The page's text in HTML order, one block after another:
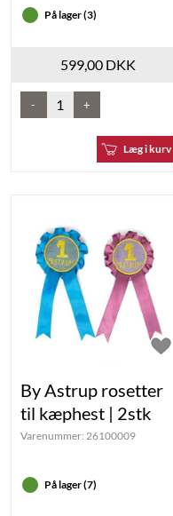
På lager (3)
599,00 DKK
- +
Læg i kurv
By Astrup rosetter
til kæphest | 2stk
Varenummer: 26100009
På lager (7)